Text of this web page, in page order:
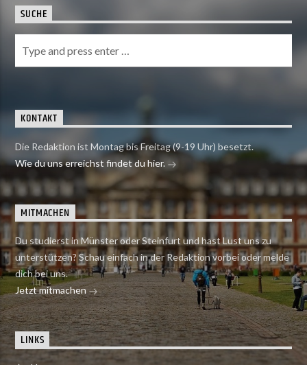
SUCHE
KONTAKT
Die Redaktion ist Montag bis Freitag (9-19 Uhr) besetzt.
Wie du uns erreichst findet du hier.
MITMACHEN
Du studierst in Münster oder Steinfurt und hast Lust uns zu
unterstützen? Schau einfach in der Redaktion vorbei oder melde
dich bei uns.
Jetzt mitmachen
LINKS